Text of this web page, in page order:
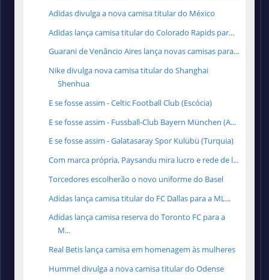
Adidas divulga a nova camisa titular do México
Adidas lança camisa titular do Colorado Rapids par...
Guarani de Venâncio Aires lança novas camisas para...
Nike divulga nova camisa titular do Shanghai
Shenhua
E se fosse assim - Celtic Football Club (Escócia)
E se fosse assim - Fussball-Club Bayern München (A...
E se fosse assim - Galatasaray Spor Kulübü (Turquia)
Com marca própria, Paysandu mira lucro e rede de l...
Torcedores escolherão o novo uniforme do Basel
Adidas lança camisa titular do FC Dallas para a ML...
Adidas lança camisa reserva do Toronto FC para a
M...
Real Betis lança camisa em homenagem às mulheres
Hummel divulga a nova camisa titular do Odense